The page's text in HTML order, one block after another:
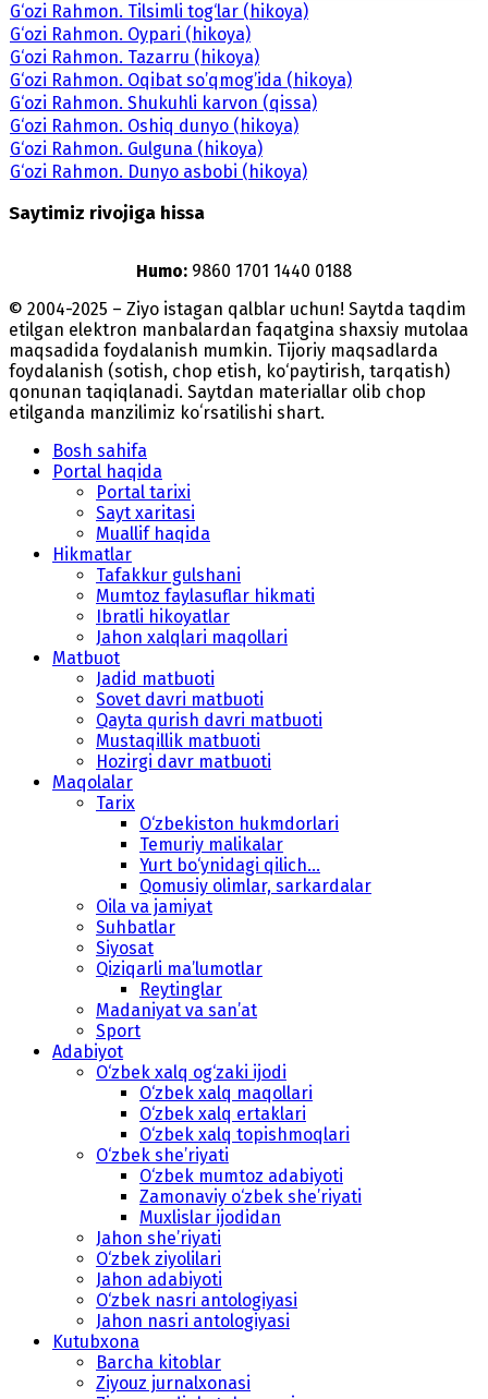
G‘ozi Rahmon. Tilsimli tog‘lar (hikoya)
G‘ozi Rahmon. Oypari (hikoya)
G‘ozi Rahmon. Tazarru (hikoya)
G‘ozi Rahmon. Oqibat so’qmog’ida (hikoya)
G‘ozi Rahmon. Shukuhli karvon (qissa)
G‘ozi Rahmon. Oshiq dunyo (hikoya)
G‘ozi Rahmon. Gulguna (hikoya)
G‘ozi Rahmon. Dunyo asbobi (hikoya)
Saytimiz rivojiga hissa
Humo: 9860 1701 1440 0188
© 2004-2025 – Ziyo istagan qalblar uchun! Saytda taqdim
etilgan elektron manbalardan faqatgina shaxsiy mutolaa
maqsadida foydalanish mumkin. Tijoriy maqsadlarda
foydalanish (sotish, chop etish, ko‘paytirish, tarqatish)
qonunan taqiqlanadi. Saytdan materiallar olib chop
etilganda manzilimiz koʻrsatilishi shart.
Bosh sahifa
Portal haqida
Portal tarixi
Sayt xaritasi
Muallif haqida
Hikmatlar
Tafakkur gulshani
Mumtoz faylasuflar hikmati
Ibratli hikoyatlar
Jahon xalqlari maqollari
Matbuot
Jadid matbuoti
Sovet davri matbuoti
Qayta qurish davri matbuoti
Mustaqillik matbuoti
Hozirgi davr matbuoti
Maqolalar
Tarix
O‘zbekiston hukmdorlari
Temuriy malikalar
Yurt bo‘ynidagi qilich...
Qomusiy olimlar, sarkardalar
Oila va jamiyat
Suhbatlar
Siyosat
Qiziqarli ma’lumotlar
Reytinglar
Madaniyat va san’at
Sport
Adabiyot
O‘zbek xalq og‘zaki ijodi
O‘zbek xalq maqollari
O‘zbek xalq ertaklari
O‘zbek xalq topishmoqlari
O‘zbek she’riyati
O‘zbek mumtoz adabiyoti
Zamonaviy o‘zbek she’riyati
Muxlislar ijodidan
Jahon she’riyati
O‘zbek ziyolilari
Jahon adabiyoti
O‘zbek nasri antologiyasi
Jahon nasri antologiyasi
Kutubxona
Barcha kitoblar
Ziyouz jurnalxonasi